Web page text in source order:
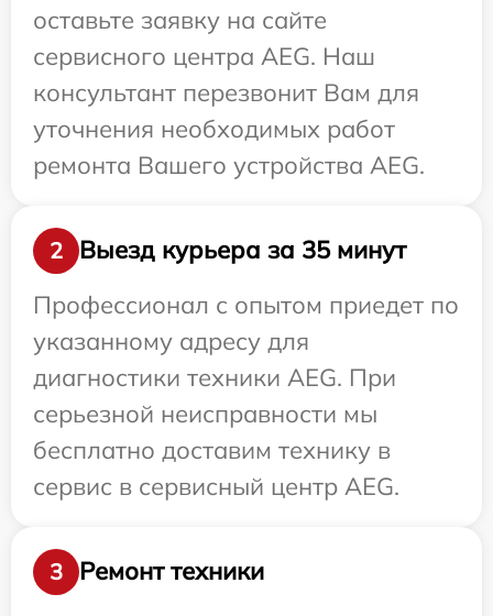
оставьте заявку на сайте
сервисного центра AEG. Наш
консультант перезвонит Вам для
уточнения необходимых работ
ремонта Вашего устройства AEG.
2
Выезд курьера за 35 минут
Профессионал с опытом приедет по
указанному адресу для
диагностики техники AEG. При
серьезной неисправности мы
бесплатно доставим технику в
сервис в сервисный центр AEG.
3
Ремонт техники